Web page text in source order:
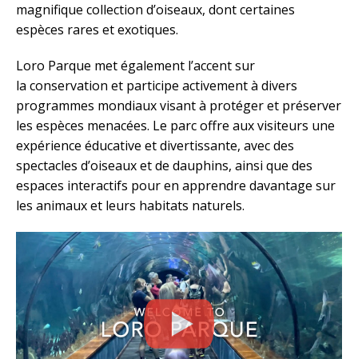
magnifique collection d’oiseaux, dont certaines
espèces rares et exotiques.
Loro Parque met également l’accent sur
la conservation et participe activement à divers
programmes mondiaux visant à protéger et préserver
les espèces menacées. Le parc offre aux visiteurs une
expérience éducative et divertissante, avec des
spectacles d’oiseaux et de dauphins, ainsi que des
espaces interactifs pour en apprendre davantage sur
les animaux et leurs habitats naturels.